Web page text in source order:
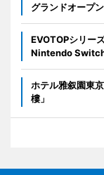
グランドオープン
EVOTOPシリー
Nintendo Switch
ホテル雅叙園東
樓」